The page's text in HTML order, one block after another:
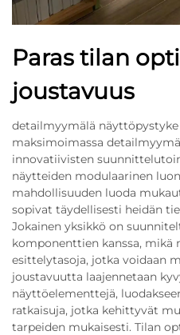
Paras tilan
joustavuus
detailmyymälä näyttöpystyke
maksimoimassa
innovatiivisten
näytteiden modulaarinen
mahdollisuuden luoda
sopivat täydellisesti heidän
Jokainen yksikkö on
komponenttien kanssa,
esittelytasoja, jotka voidaan
joustavuutta laajennetaan
näyttöelementtejä,
ratkaisuja, jotka kehittyvät
tarpeiden mukaisesti. Tilan